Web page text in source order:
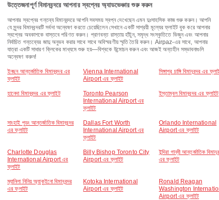
উত্তেজনাপূর্ণ বিমানবন্দরে আপনার স্বপ্নের অ্যাডভেঞ্চার শুরু করুন
আপনার স্বপ্নের গন্তব্য বিমানবন্দরে আপনি সবসময় স্বপ্ন দেখেছেন এমন দুঃসাহসিক কাজ শুরু করুন। আপনি
যে সুন্দর বিমানবন্দরটি সর্বদা অন্বেষণ করতে চেয়েছিলেন সেখানে একটি সাশ্রয়ী মূল্যের ফ্লাইট বুক করে আপনার
স্বপ্নের অবকাশকে বাস্তবে পরিণত করুন। প্রাণবন্ত রাস্তায় হাঁটুন, সমৃদ্ধ সংস্কৃতিতে ভিজুন এবং আপনার
নির্বাচিত গন্তব্যের জাদু অনুভব করার সাথে সাথে অবিস্মরণীয় স্মৃতি তৈরি করুন। Airpaz-এর সাথে, আপনার
যাত্রা একটি সাধারণ ক্লিকের মাধ্যমে শুরু হয়—বিশ্বকে উন্মোচন করুন এবং আজই অন্তহীন সম্ভাবনাগুলি
অন্বেষণ করুন!
ইনছন আন্তর্জাতিক বিমানবন্দর এর
ফ্লাইট
Vienna International
Airport এর ফ্লাইট
সিঙ্গাপুর চাঙ্গি বিমানবন্দর এর
হানেদা বিমানবন্দর এর ফ্লাইট
Toronto Pearson
International Airport এর
ফ্লাইট
ইস্তাম্বুল বিমানবন্দর এর ফ্লাইট
সাংহাই পুডং আন্তর্জাতিক বিমানবন্দর
এর ফ্লাইট
Dallas Fort Worth
International Airport এর
ফ্লাইট
Orlando International
Airport এর ফ্লাইট
Charlotte Douglas
International Airport এর
ফ্লাইট
Billy Bishop Toronto City
Airport এর ফ্লাইট
ইন্দিরা গান্ধী আন্তর্জাতিক
এর ফ্লাইট
ম্যানিলা নিনিয় অ্যাকুইনো বিমানবন্দর
এর ফ্লাইট
Kotoka International
Airport এর ফ্লাইট
Ronald Reagan
Washington
Airport এর ফ্লাইট